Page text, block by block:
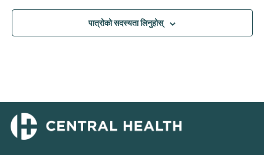
पात्रोको सदस्यता लिनुहोस्